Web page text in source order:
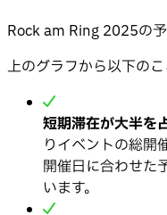
Rock am Ring 2025の
上のグラフから以下のこ
短期滞在が大半を
りイベントの総開
開催日に合わせた
います。